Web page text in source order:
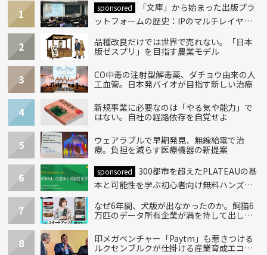
1 sponsored
「文庫」から始まった出版プラ
ットフォームの歴史：IPのマルチレイヤー
2
品種改良だけでは世界で売れない。「日本
版ゼスプリ」を目指す農業モデル
3
CO中毒の注射型解毒薬、ダチョウ由来の人
工血管。日本発バイオが目指す新しい治療
4
新規事業に必要なのは「やる気や能力」で
はない。自社の経路依存を自覚せよ
5
ウェアラブルで早期発見、無線給電で治
療。負担を減らす医療機器の新提案
6 sponsored
300都市を超えたPLATEAUの基
本と可能性を学ぶ初心者向け無料ハンズオ
7
なぜ6年間、犬版が出なかったのか。飼猫6
万匹のデータ所有企業が満を持して出し
8
印メガベンチャー「Paytm」も惹きつける
ルクセンブルクが仕掛ける産業育成エコシ